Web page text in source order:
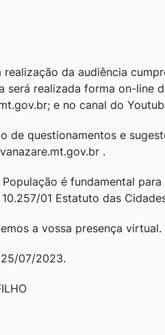
realização da audiência
será realizada forma on-line
e no canal do
de questionamentos e
.
é fundamental
01 Estatuto das
a vossa presença virtual.
07/2023.